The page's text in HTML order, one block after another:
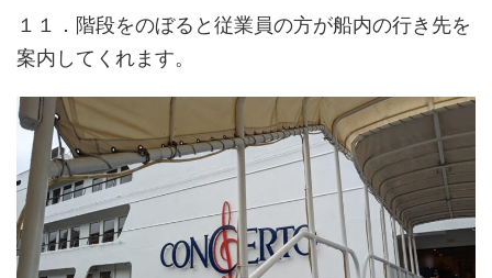
１１．階段をのぼると従業員の方が船内の行き先を
案内してくれます。